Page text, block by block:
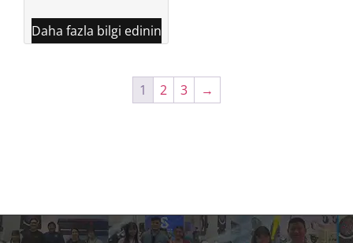
Daha fazla bilgi edinin
1 2 3 →